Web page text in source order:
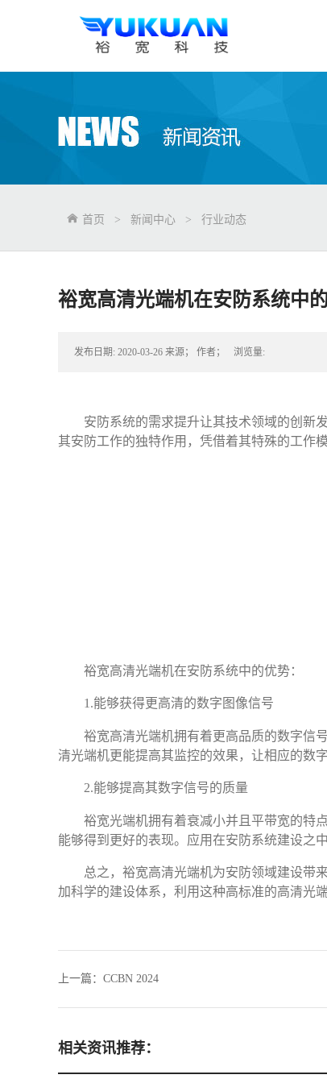
首页 > 新闻中心 > 行业动态
裕宽高清光端机在安防系统中
发布日期: 2020-03-26 来源； 作者； 浏览量:
安防系统的需求提升让其技术领域的创新
其安防工作的独特作用，凭借着其特殊的工作
裕宽高清光端机在安防系统中的优势：
1.能够获得更高清的数字图像信号
裕宽高清光端机拥有着更高品质的数字信
清光端机更能提高其监控的效果，让相应的数
2.能够提高其数字信号的质量
裕宽光端机拥有着衰减小并且平带宽的特
能够得到更好的表现。应用在安防系统建设之
总之，裕宽高清光端机为安防领域建设带
加科学的建设体系，利用这种高标准的高清光
上一篇： CCBN 2024
相关资讯推荐：